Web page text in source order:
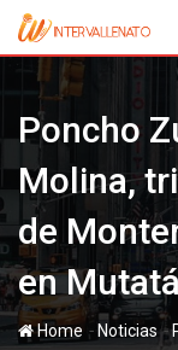
Skip
content
Poncho
Molina,
de
en
Home - Noticias-